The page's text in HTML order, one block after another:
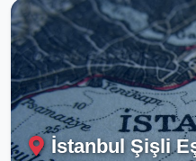
İstanbul Şişli